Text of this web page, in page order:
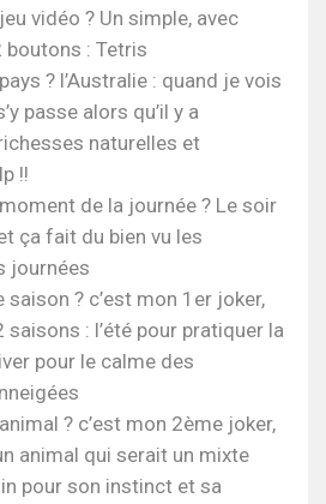
vidéo ? Un simple, avec
boutons : Tetris
? l’Australie : quand je vois
passe alors qu’il y a
naturelles et
!!
de la journée ? Le soir
ça fait du bien vu les
journées
saison ? c’est mon 1er joker,
saisons : l’été pour pratiquer la
pour le calme des
? c’est mon 2ème joker,
animal qui serait un mixte
pour son instinct et sa